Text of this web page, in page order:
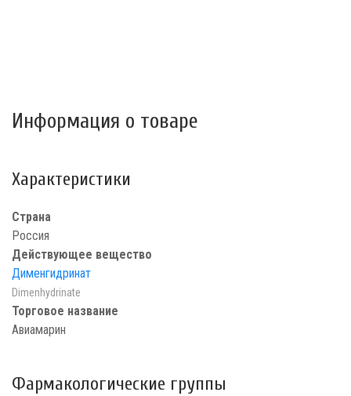
Информация о товаре
Характеристики
Страна
Россия
Действующее вещество
Дименгидринат
Dimenhydrinate
Торговое название
Авиамарин
Фармакологические группы